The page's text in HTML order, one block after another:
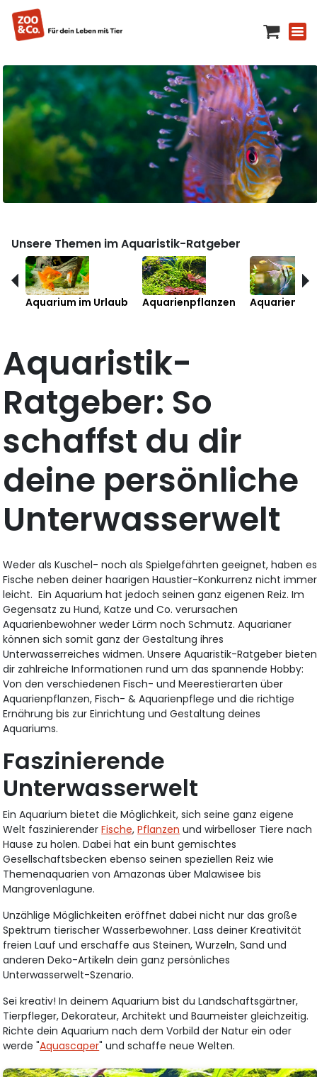
Unsere Themen im Aquaristik-Ratgeber
Aquarium im Urlaub Aquarienpflanzen
Aquaristik-
Ratgeber: So
schaffst du dir
deine persönliche
Unterwasserwelt
Weder als Kuschel- noch als Spielgefährten geeignet, haben es
Fische neben deiner haarigen Haustier-Konkurrenz nicht immer
leicht. Ein Aquarium hat jedoch seinen ganz eigenen Reiz. Im
Gegensatz zu Hund, Katze und Co. verursachen
Aquarienbewohner weder Lärm noch Schmutz. Aquarianer
können sich somit ganz der Gestaltung ihres
Unterwasserreiches widmen. Unsere Aquaristik-Ratgeber bieten
dir zahlreiche Informationen rund um das spannende Hobby:
Von den verschiedenen Fisch- und Meerestierarten über
Aquarienpflanzen, Fisch- & Aquarienpflege und die richtige
Ernährung bis zur Einrichtung und Gestaltung deines
Aquariums.
Faszinierende
Unterwasserwelt
Ein Aquarium bietet die Möglichkeit, sich seine ganz eigene
Welt faszinierenderFische,Pflanzen und wirbelloser Tiere nach
Hause zu holen. Dabei hat ein bunt gemischtes
Gesellschaftsbecken ebenso seinen speziellen Reiz wie
Themenaquarien von Amazonas über Malawisee bis
Mangrovenlagune.
Unzählige Möglichkeiten eröffnet dabei nicht nur das große
Spektrum tierischer Wasserbewohner. Lass deiner Kreativität
freien Lauf und erschaffe aus Steinen, Wurzeln, Sand und
anderen Deko-Artikeln dein ganz persönliches
Unterwasserwelt-Szenario.
Sei kreativ! In deinem Aquarium bist du Landschaftsgärtner,
Tierpfleger, Dekorateur, Architekt und Baumeister gleichzeitig.
Richte dein Aquarium nach dem Vorbild der Natur ein oder
werde "Aquascaper" und schaffe neue Welten.